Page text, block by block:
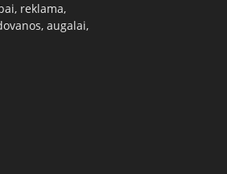
reklama,
augalai,